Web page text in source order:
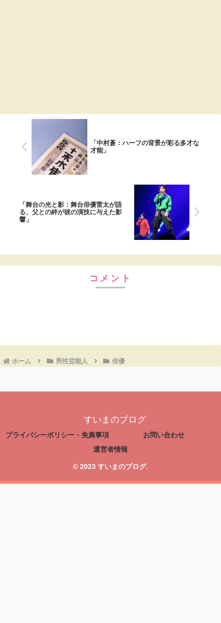
「中村蒼：ハーフの背景が彩る多才な
才能」
「舞台の光と影：舞台俳優雷太が語
る、父との絆が彼の演技に与えた影
響」
コメント
ホーム 男性芸能人 俳優
すいまのブログ
プライバシーポリシー・免責事項
お問い合わせ
運営者情報
© 2023 すいまのブログ.